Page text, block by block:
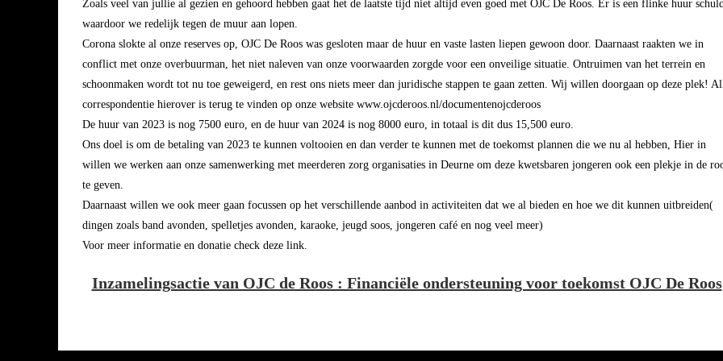
Zoals veel van jullie al gezien en gehoord hebben gaat het de laatste tijd niet altijd even goed met OJC De Roos. Er is een flinke huur
waardoor we redelijk tegen de muur aan lopen.
Corona slokte al onze reserves op, OJC De Roos was gesloten maar de huur en vaste lasten liepen gewoon door. Daarnaast raakten we in
conflict met onze overbuurman, het niet naleven van onze voorwaarden zorgde voor een onveilige situatie. Ontruimen van het terrein en
schoonmaken wordt tot nu toe geweigerd, en rest ons niets meer dan juridische stappen te gaan zetten. Wij willen doorgaan op deze plek!
correspondentie hierover is terug te vinden op onze website www.ojcderoos.nl/documentenojcderoos
De huur van 2023 is nog 7500 euro, en de huur van 2024 is nog 8000 euro, in totaal is dit dus 15,500 euro.
Ons doel is om de betaling van 2023 te kunnen voltooien en dan verder te kunnen met de toekomst plannen die we nu al hebben, Hier in
willen we werken aan onze samenwerking met meerderen zorg organisaties in Deurne om deze kwetsbaren jongeren ook een plekje in de
te geven.
Daarnaast willen we ook meer gaan focussen op het verschillende aanbod in activiteiten dat we al bieden en hoe we dit kunnen uitbreiden(
dingen zoals band avonden, spelletjes avonden, karaoke, jeugd soos, jongeren café en nog veel meer)
Voor meer informatie en donatie check deze link.
Inzamelingsactie van OJC de Roos : Financiële ondersteuning voor toekomst OJC De Roos